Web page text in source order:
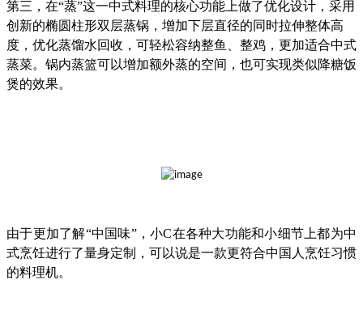
第三，在“蒸”这一中式料理的核心功能上做了优化设计，采用
创新的椭圆柱形双层蒸锅，增加下层直径的同时拉伸整体高
度，优化蒸馏水回收，可轻松容纳整鱼、整鸡，更加适合中式
蒸菜。锅内蒸篮可以增加额外蒸的空间，也可实现类似降糖饭
煲的效果。
由于更加了解“中国味”，小C在各种大功能和小细节上都为中
式烹饪进行了量身定制，可以说是一款更符合中国人烹饪习惯
的料理机。